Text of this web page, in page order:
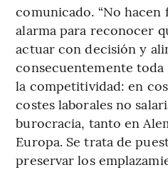
comunicado. “No hacen
alarma para reconocer
actuar con decisión y
consecuentemente
la competitividad: en
costes laborales no
burocracia, tanto en
Europa. Se trata de
preservar los